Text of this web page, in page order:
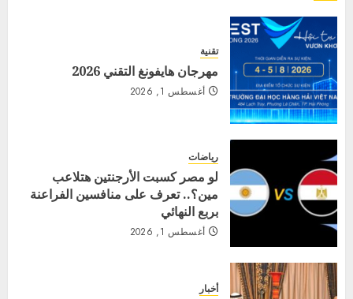
تقنية
مهرجان هايفونغ التقني 2026
أغسطس 1, 2026
رياضات
لو مصر كسبت الأرجنتين هتلاعب
مين؟.. تعرف على منافسين الفراعنة
بربع النهائي
أغسطس 1, 2026
أخبار